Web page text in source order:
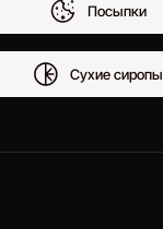
Посыпки
Сухие сиропы